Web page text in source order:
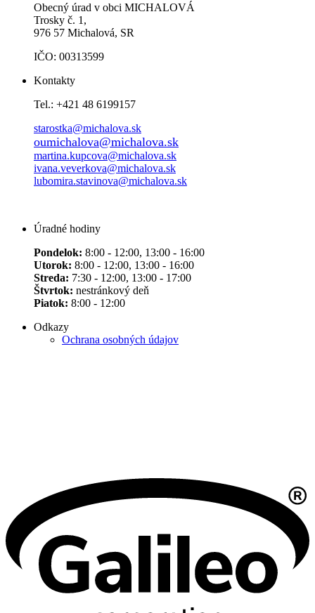
Obecný úrad v obci MICHALOVÁ
Trosky č. 1,
976 57 Michalová, SR
IČO: 00313599
Kontakty
Tel.: +421 48 6199157
starostka@michalova.sk
oumichalova@michalova.sk
martina.kupcova@michalova.sk
ivana.veverkova@michalova.sk
lubomira.stavinova@michalova.sk
Úradné hodiny
Pondelok: 8:00 - 12:00, 13:00 - 16:00
Utorok: 8:00 - 12:00, 13:00 - 16:00
Streda: 7:30 - 12:00, 13:00 - 17:00
Štvrtok: nestránkový deň
Piatok: 8:00 - 12:00
Odkazy
Ochrana osobných údajov